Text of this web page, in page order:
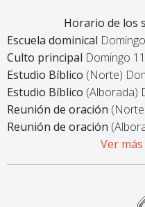
Horario de los
Escuela dominical
Culto principal Domingo
Estudio Bíblico (Norte)
Estudio Bíblico (Alborada)
Reunión de oración
Reunión de oración
Ver